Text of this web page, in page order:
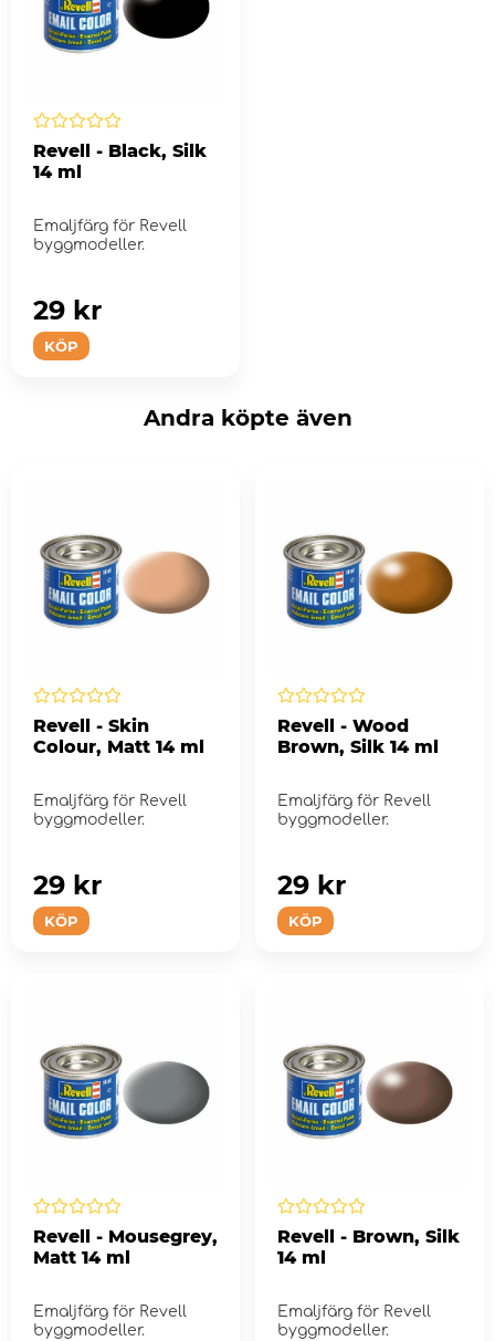
Revell - Black, Silk
14 ml
Emaljfärg för Revell
byggmodeller.
KÖP
29 kr
Andra köpte även
Revell - Skin
Colour, Matt 14 ml
Emaljfärg för Revell
byggmodeller.
KÖP
29 kr
Revell - Wood
Brown, Silk 14 ml
Emaljfärg för Revell
byggmodeller.
KÖP
29 kr
Revell - Mousegrey,
Matt 14 ml
Emaljfärg för Revell
byggmodeller.
Revell - Brown, Silk
14 ml
Emaljfärg för Revell
byggmodeller.